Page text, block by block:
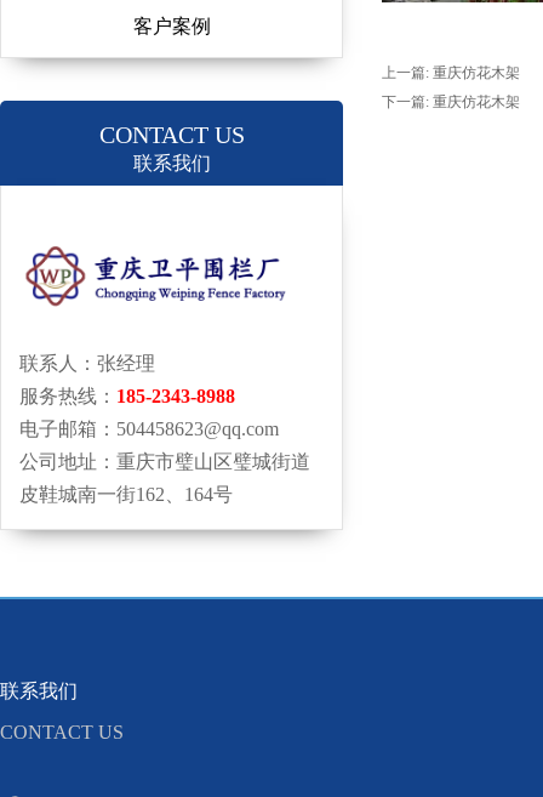
客户案例
CONTACT US
联系我们
联系人：张经理
服务热线： 185-2343-8988
电子邮箱：504458623@qq.com
公司地址：重庆市璧山区璧城街道
皮鞋城南一街162、164号
上一篇: 重庆仿花木架
下一篇: 重庆仿花木架
联系我们
CONTACT US